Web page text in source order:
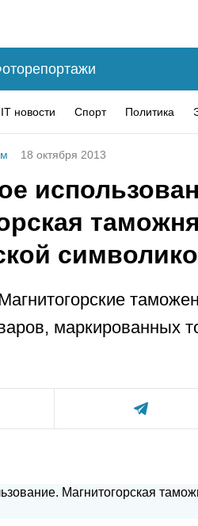
IT новости Спорт Политика
18 октября 2013
маркированных